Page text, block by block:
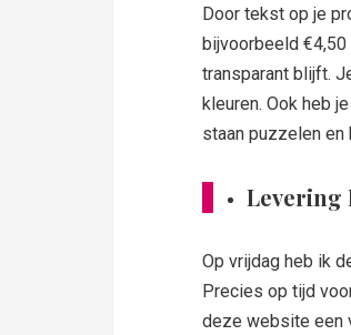
Door tekst op je
bijvoorbeeld
transparant blijft.
kleuren. Ook heb
staan puzzelen
Levering
Op vrijdag heb ik
Precies op tijd
deze website een